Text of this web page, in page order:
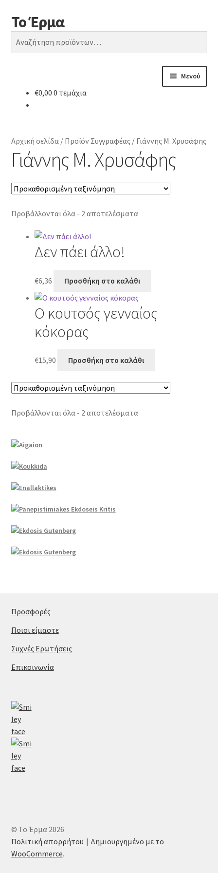
Απευθείας
μετάβαση
στην
Μετάβαση
σε
περιεχόμενο
Το Έρμα
Αναζήτηση
Αναζήτηση
Μενού
Κατηγορίες Βιβλίων
€0,00 0 τεμάχια
Αρχική σελίδα/ Προϊόν Συγγραφέας / Γιάννης Μ. Χρυσάφης
Γιάννης Μ. Χρυσάφης
Προβάλλονται όλα - 2 αποτελέσματα
Δεν πάει άλλο!
€6,36 Προσθήκη στο καλάθι
Ο κουτσός γενναίος
κόκορας
€15,90 Προσθήκη στο καλάθι
Προβάλλονται όλα - 2 αποτελέσματα
Προσφορές
Ποιοι είμαστε
Συχνές Ερωτήσεις
Επικοινωνία
© Το Έρμα 2026
Πολιτική απορρήτου
Δημιουργημένο με το
WooCommerce.